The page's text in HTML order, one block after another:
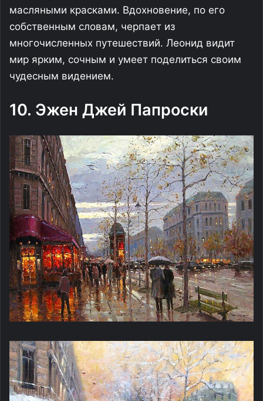
масляными красками. Вдохновение, по его
собственным словам, черпает из
многочисленных путешествий. Леонид видит
мир ярким, сочным и умеет поделиться своим
чудесным видением.
10. Эжен Джей Папроски